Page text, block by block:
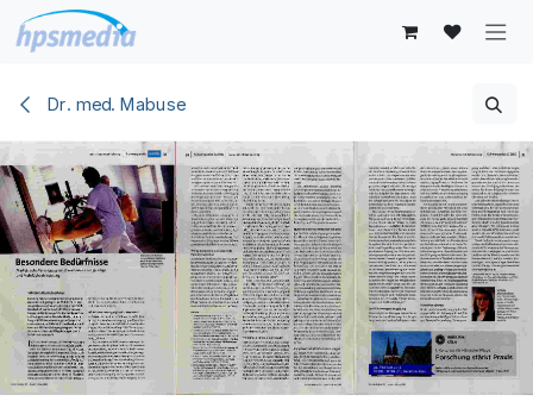
Zum Inhalt springen
Dr. med. Mabuse